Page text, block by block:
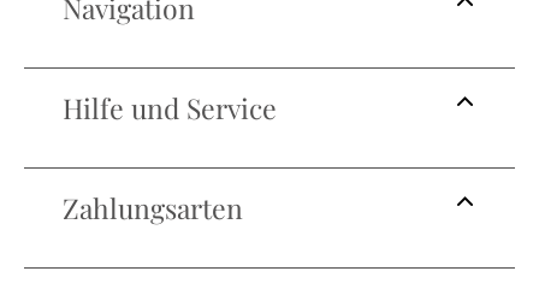
Navigation
Hilfe und Service
Zahlungsarten